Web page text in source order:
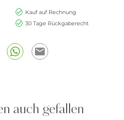
Kauf auf Rechnung
30 Tage Rückgaberecht
auch gefallen